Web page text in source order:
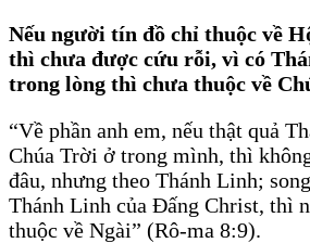
Nếu người tín đồ chỉ thuộc về
thì chưa được cứu rỗi, vì có
trong lòng thì chưa thuộc về
“Về phần anh em, nếu thật quả
Chúa Trời ở trong mình, thì
đâu, nhưng theo Thánh Linh;
Thánh Linh của Ðấng Christ, thì
thuộc về Ngài” (Rô-ma 8:9).